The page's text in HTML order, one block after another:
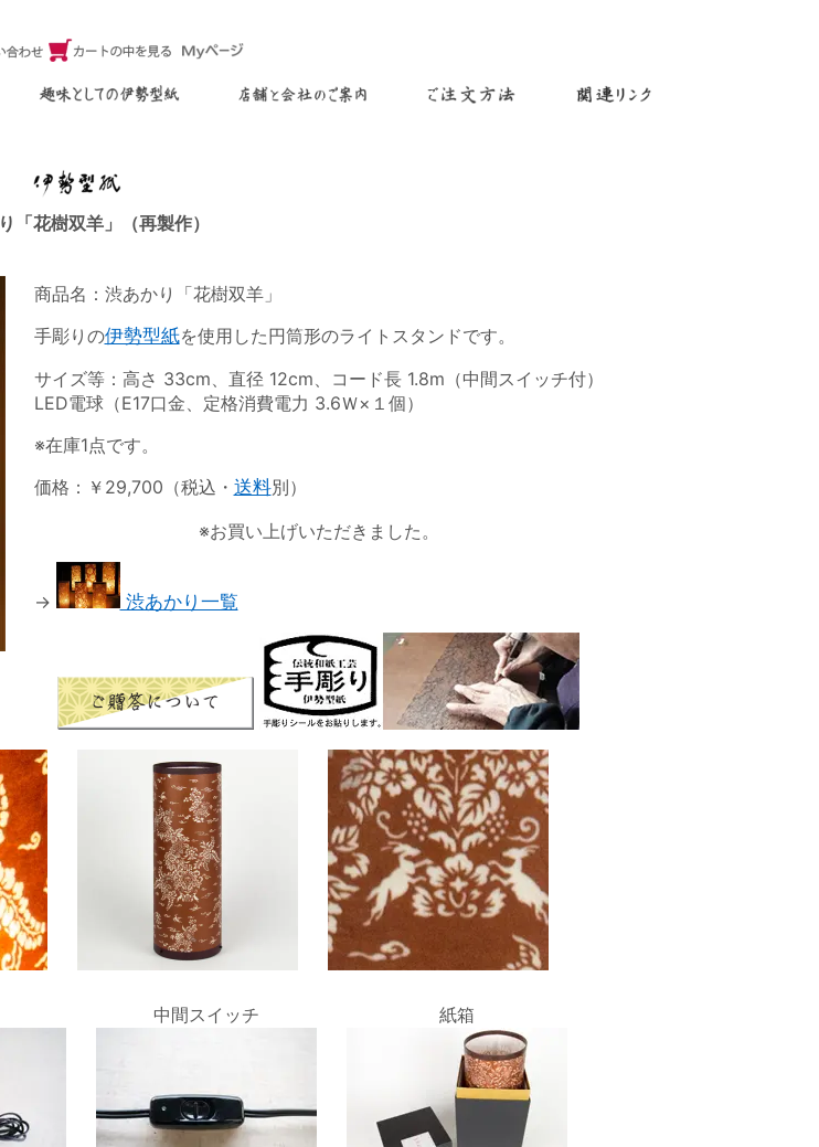
「花樹双羊」（再製作）
商品名：渋あかり「花樹双羊」
手彫りの伊勢型紙を使用した円筒形のライトスタンドです。
サイズ等：高さ 33cm、直径 12cm、コード長 1.8m（中間スイッチ付）
LED電球（E17口金、定格消費電力 3.6Ｗ×１個）
※在庫1点です。
価格：￥29,700（税込・ 送料別）
※お買い上げいただきました。
→ 渋あかり一覧
中間スイッチ 紙箱